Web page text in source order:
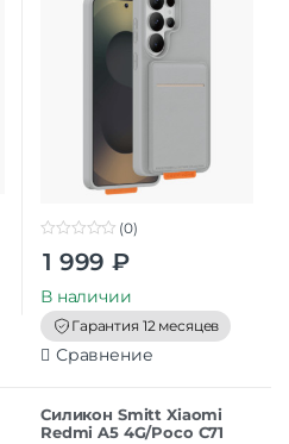
t
o
f
5
(0)
1 999 ₽
В наличии
Гарантия 12 месяцев
Сравнение
Силикон Smitt Xiaomi
Redmi A5 4G/Poco C71